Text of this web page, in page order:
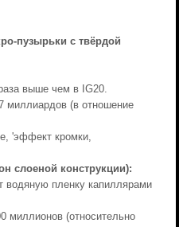
пузырьки с твёрдой
выше чем в IG20.
миллиардов (в отношение
'эффект кромки,
слоеной конструкции):
водяную пленку капиллярами
миллионов (относительно